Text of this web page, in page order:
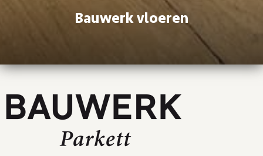
Bauwerk vloeren